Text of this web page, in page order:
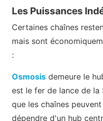
Les Puissances
Certaines chaînes
mais sont
:
Osmosis demeure le
est le fer de lance de la
que les chaînes
dépendre d'un hub